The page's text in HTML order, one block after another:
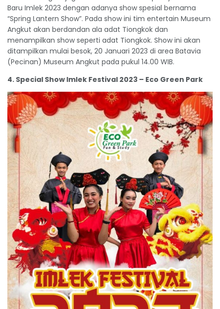
Baru Imlek 2023 dengan adanya show spesial bernama
“Spring Lantern Show”. Pada show ini tim entertain Museum
Angkut akan berdandan ala adat Tiongkok dan
menampilkan show seperti adat Tiongkok. Show ini akan
ditampilkan mulai besok, 20 Januari 2023 di area Batavia
(Pecinan) Museum Angkut pada pukul 14.00 WIB.
4. Special Show Imlek Festival 2023 – Eco Green Park